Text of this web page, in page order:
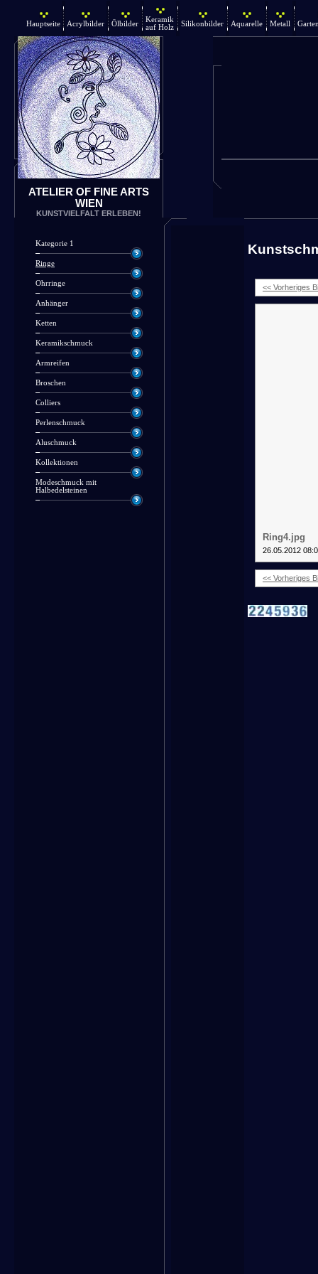
Hauptseite Acrylbilder Ölbilder
Keramik
auf Holz
Silikonbilder Aquarelle Metall
ATELIER OF FINE ARTS
WIEN
KUNSTVIELFALT ERLEBEN!
Kategorie 1
Ringe
Ohrringe
Anhänger
Ketten
Keramikschmuck
Armreifen
Broschen
Colliers
Perlenschmuck
Aluschmuck
Kollektionen
Modeschmuck mit
Halbedelsteinen
<< Vorheriges
Ring4.jpg
26.05.2012
<< Vorheriges